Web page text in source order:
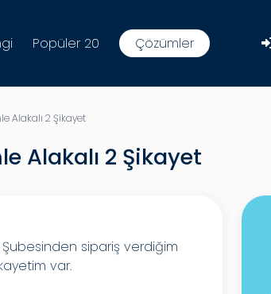
Popüler 20 Çözümler
Alakalı 2 Şikayet
Alakalı 2 Şikayet
sipariş verdiğim
var.